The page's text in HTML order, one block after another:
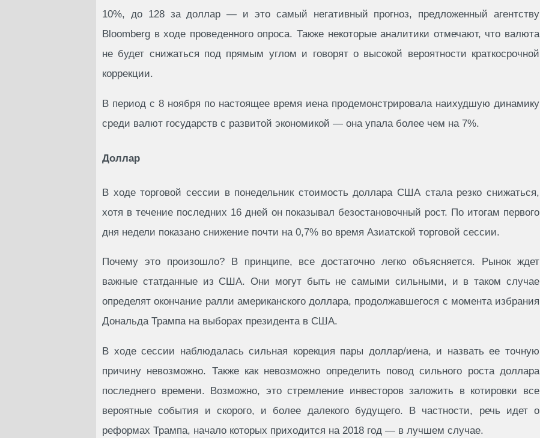
10%, до 128 за доллар — и это самый негативный прогноз, предложенный агентству
Bloomberg в ходе проведенного опроса. Также некоторые аналитики отмечают, что валюта
не будет снижаться под прямым углом и говорят о высокой вероятности краткосрочной
коррекции.
В период с 8 ноября по настоящее время иена продемонстрировала наихудшую динамику
среди валют государств с развитой экономикой — она упала более чем на 7%.
Доллар
В ходе торговой сессии в понедельник стоимость доллара США стала резко снижаться,
хотя в течение последних 16 дней он показывал безостановочный рост. По итогам первого
дня недели показано снижение почти на 0,7% во время Азиатской торговой сессии.
Почему это произошло? В принципе, все достаточно легко объясняется. Рынок ждет
важные статданные из США. Они могут быть не самыми сильными, и в таком случае
определят окончание ралли американского доллара, продолжавшегося с момента избрания
Дональда Трампа на выборах президента в США.
В ходе сессии наблюдалась сильная корекция пары доллар/иена, и назвать ее точную
причину невозможно. Также как невозможно определить повод сильного роста доллара
последнего времени. Возможно, это стремление инвесторов заложить в котировки все
вероятные события и скорого, и более далекого будущего. В частности, речь идет о
реформах Трампа, начало которых приходится на 2018 год — в лучшем случае.